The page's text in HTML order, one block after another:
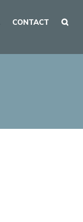
CONTACT